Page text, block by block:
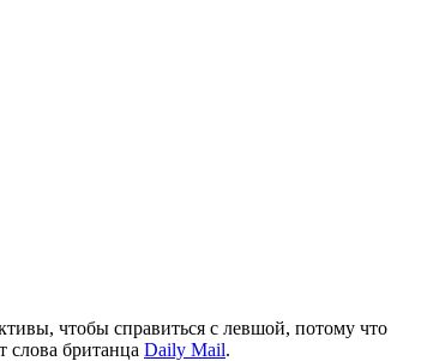
чтобы справиться с левшой, потому что
британца Daily Mail.